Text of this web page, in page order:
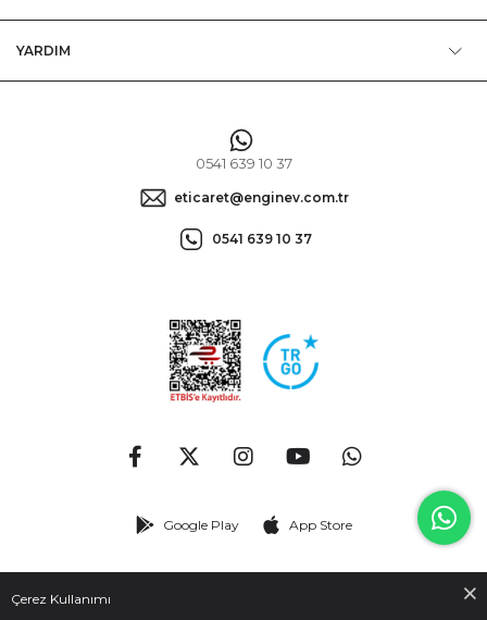
YARDIM
0541 639 10 37
eticaret@enginev.com.tr
0541 639 10 37
Google Play App Store
Çerez Kullanımı